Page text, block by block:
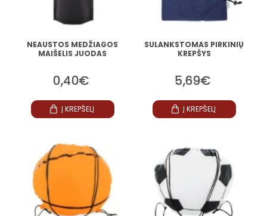
NEAUSTOS MEDŽIAGOS
MAIŠELIS JUODAS
0,40€
Į KREPŠELĮ
SULANKSTOMAS PIRKINIŲ
KREPŠYS
5,69€
Į KREPŠELĮ